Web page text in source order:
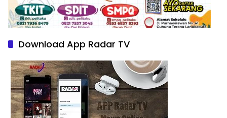
Download App Radar TV